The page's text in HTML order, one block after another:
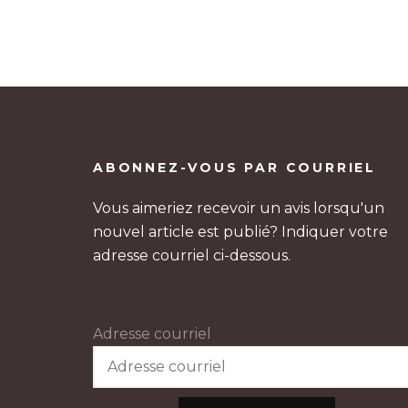
ABONNEZ-VOUS PAR COURRIEL
Vous aimeriez recevoir un avis lorsqu'un
nouvel article est publié? Indiquer votre
adresse courriel ci-dessous.
Adresse courriel